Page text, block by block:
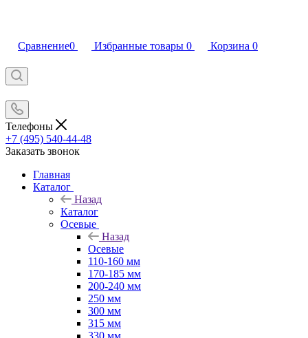
Сравнение0 Избранные товары 0 Корзина 0
Телефоны
+7 (495) 540-44-48
Заказать звонок
Главная
Каталог
Назад
Каталог
Осевые
Назад
Осевые
110-160 мм
170-185 мм
200-240 мм
250 мм
300 мм
315 мм
330 мм